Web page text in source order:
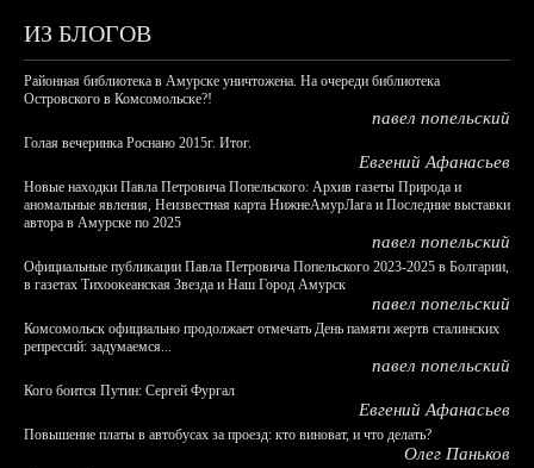
ИЗ БЛОГОВ
Районная библиотека в Амурске уничтожена. На очереди библиотека
Островского в Комсомольске?!
павел попельский
Голая вечеринка Роснано 2015г. Итог.
Евгений Афанасьев
Новые находки Павла Петровича Попельского: Архив газеты Природа и
аномальные явления, Неизвестная карта НижнеАмурЛага и Последние выставки
автора в Амурске по 2025
павел попельский
Официальные публикации Павла Петровича Попельского 2023-2025 в Болгарии,
в газетах Тихоокеанская Звезда и Наш Город Амурск
павел попельский
Комсомольск официально продолжает отмечать День памяти жертв сталинских
репрессий: задумаемся...
павел попельский
Кого боится Путин: Сергей Фургал
Евгений Афанасьев
Повышение платы в автобусах за проезд: кто виноват, и что делать?
Олег Паньков